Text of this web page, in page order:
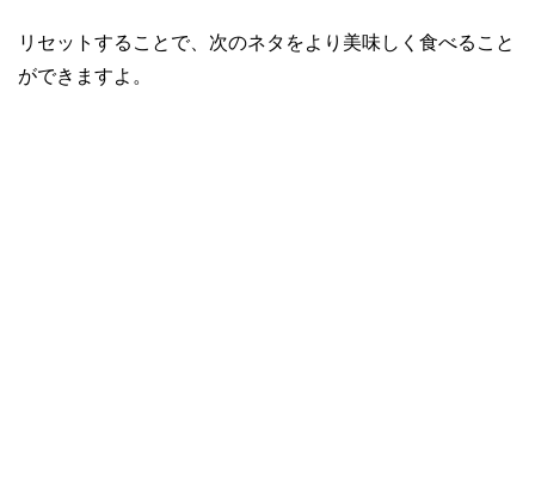
リセットすることで、次のネタをより美味しく食べること
ができますよ。